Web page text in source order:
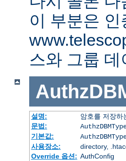
이 부분은
스와 그룹
설명:
암호를 저장하
문법:
기본값:
사용장소:
directory,
Override 옵션: AuthConfig